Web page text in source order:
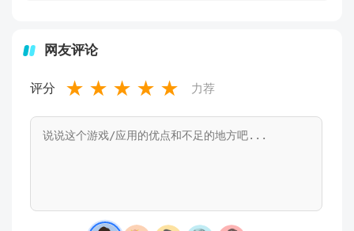
网友评论
评分 ★ ★ ★ ★ ★ 力荐